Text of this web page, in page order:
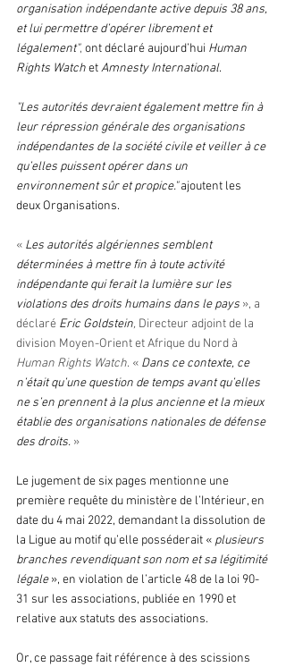
organisation indépendante active depuis 38 ans,
et lui permettre d’opérer librement et
légalement", ont déclaré aujourd’hui Human
Rights Watch et Amnesty International.
"Les autorités devraient également mettre fin à
leur répression générale des organisations
indépendantes de la société civile et veiller à ce
qu’elles puissent opérer dans un
environnement sûr et propice." ajoutent les
deux Organisations.
« Les autorités algériennes semblent
déterminées à mettre fin à toute activité
indépendante qui ferait la lumière sur les
violations des droits humains dans le pays », a
déclaré Eric Goldstein, Directeur adjoint de la
division Moyen-Orient et Afrique du Nord à
Human Rights Watch. « Dans ce contexte, ce
n’était qu’une question de temps avant qu’elles
ne s’en prennent à la plus ancienne et la mieux
établie des organisations nationales de défense
des droits. »
Le jugement de six pages mentionne une
première requête du ministère de l’Intérieur, en
date du 4 mai 2022, demandant la dissolution de
la Ligue au motif qu’elle posséderait « plusieurs
branches revendiquant son nom et sa légitimité
légale », en violation de l’article 48 de la loi 90-
31 sur les associations, publiée en 1990 et
relative aux statuts des associations.
Or, ce passage fait référence à des scissions